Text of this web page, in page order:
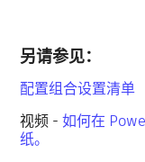
另请参见：
配置组合设置清单
视频 -如何在
纸。